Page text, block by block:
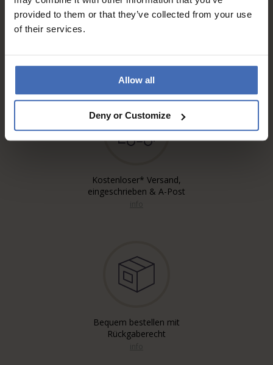
provided to them or that they’ve collected from your use
of their services.
Allow all
Deny or Customize
Kostenloser* Versand,
eingeschrieben & A-Post
Bequem bestellen mit
Rückgaberecht